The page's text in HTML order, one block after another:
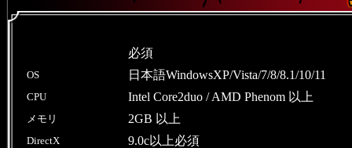
必須
OS 日本語WindowsXP/Vista/7/8/8.1/10/11
CPU Intel Core2duo / AMD Phenom 以上
メモリ 2GB 以上
DirectX 9.0c以上必須